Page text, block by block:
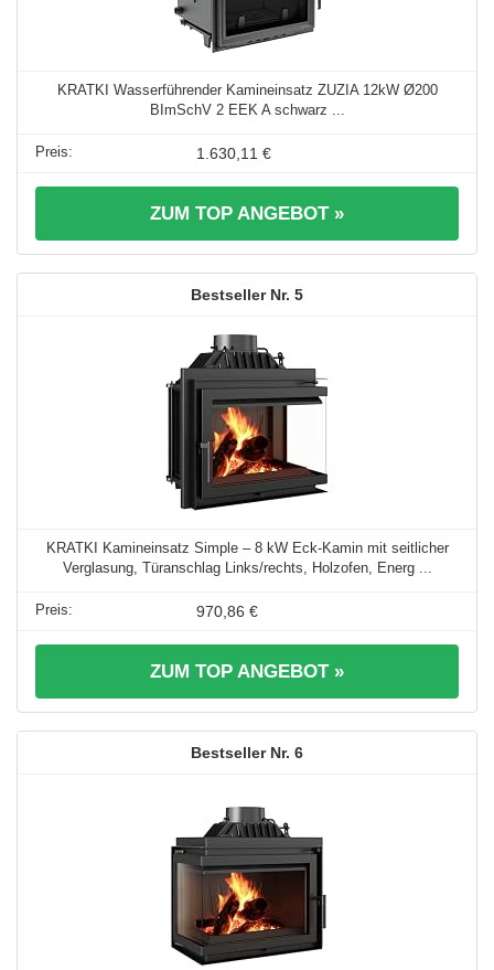
KRATKI Wasserführender Kamineinsatz ZUZIA 12kW Ø200
BImSchV 2 EEK A schwarz ...
1.630,11 €
ZUM TOP ANGEBOT »
5
KRATKI Kamineinsatz Simple – 8 kW Eck-Kamin mit seitlicher
Verglasung, Türanschlag Links/rechts, Holzofen, Energ ...
970,86 €
ZUM TOP ANGEBOT »
6